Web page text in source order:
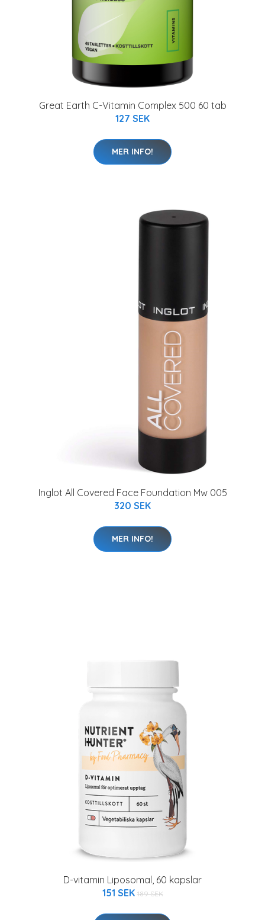
Great Earth C-Vitamin Complex 500 60 tab
127 SEK
MER INFO!
Inglot All Covered Face Foundation Mw 005
320 SEK
MER INFO!
D-vitamin Liposomal, 60 kapslar
151 SEK 189 SEK